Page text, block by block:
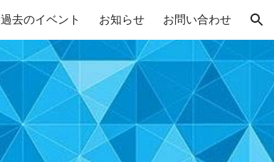
過去のイベント お知らせ お問い合わせ